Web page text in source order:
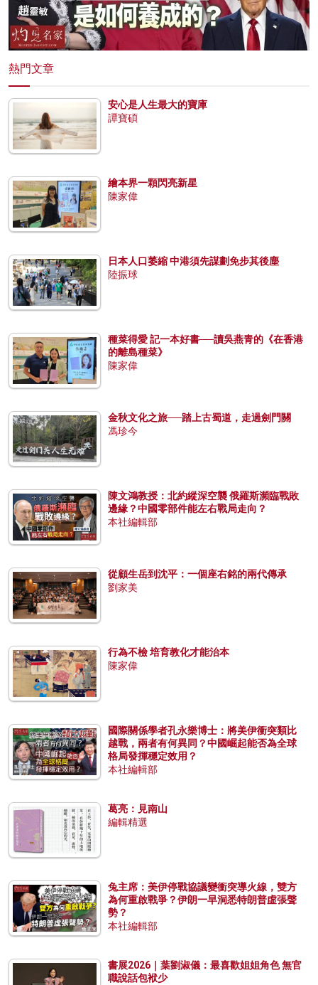
熱門文章
安心是人生最大的寶庫
譚寶碩
繪本界一顆閃亮新星
陳家偉
日本人口萎縮 中港須先謀劃免步其後塵
陸振球
種菜得愛 記一本好書──讀吳燕青的《在香港
的離島種菜》
陳家偉
金秋文化之旅──踏上古蜀道，走過劍門關
馮珍今
陳文鴻教授：北約縱深空襲 俄羅斯瀕臨戰敗
邊緣？中國零部件能左右戰局走向？
本社編輯部
從顧生岳到沈平：一個座右銘的兩代傳承
劉家美
行為不檢 培育教化才能治本
陳家偉
國際關係學者孔永樂博士：將美伊衝突類比
越戰，兩者有何異同？中國崛起能否為全球
格局發揮穩定效用？
本社編輯部
葛亮：見南山
編輯精選
兔主席：美伊停戰協議變衝突導火線，雙方
為何重啟戰爭？伊朗一早洞悉特朗普虛張聲
勢？
本社編輯部
書展2026｜葉劉淑儀：最喜歡姐姐角色 無官
職說話包袱少